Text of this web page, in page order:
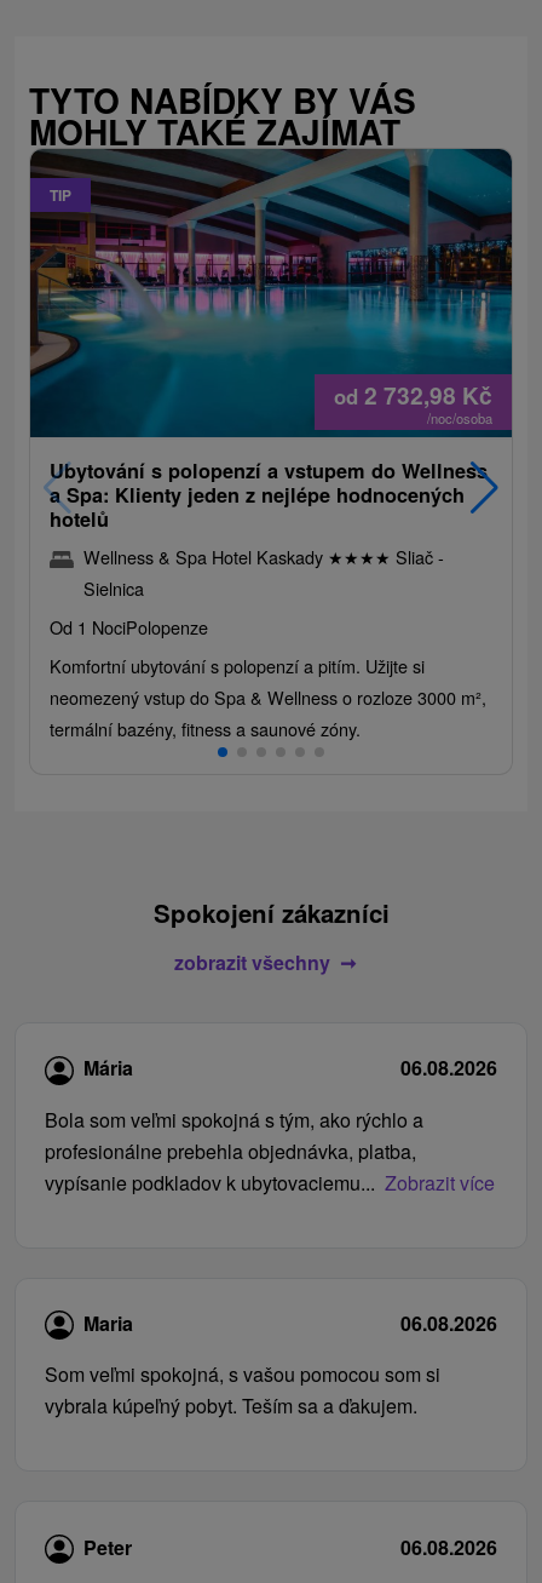
TYTO NABÍDKY BY VÁS
MOHLY TAKÉ ZAJÍMAT
TIP
od 2 732,98 Kč
/noc/osoba
Ubytování s polopenzí a vstupem do Wellness
a Spa: Klienty jeden z nejlépe hodnocených
hotelů
Wellness & Spa Hotel Kaskady ★★★★ Sliač -
Sielnica
Od 1 NociPolopenze
Komfortní ubytování s polopenzí a pitím. Užijte si
neomezený vstup do Spa & Wellness o rozloze 3000 m²,
termální bazény, fitness a saunové zóny.
Spokojení zákazníci
zobrazit všechny
Mária
06.08.2026
Bola som veľmi spokojná s tým, ako rýchlo a
profesionálne prebehla objednávka, platba,
vypísanie podkladov k ubytovaciemu... Zobrazit více
Maria
06.08.2026
Som veľmi spokojná, s vašou pomocou som si
vybrala kúpeľný pobyt. Teším sa a ďakujem.
Peter
06.08.2026